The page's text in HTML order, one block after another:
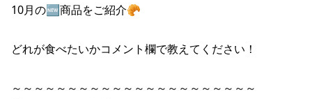
10月の🆕商品をご紹介🥐
どれが食べたいかコメント欄で教えてください！
～～～～～～～～～～～～～～～～～～～～～～